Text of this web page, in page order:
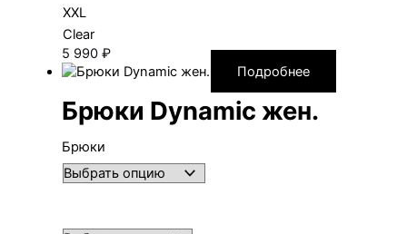
XXL
Clear
5 990 ₽
Подробнее
Брюки Dynamic жен.
Брюки